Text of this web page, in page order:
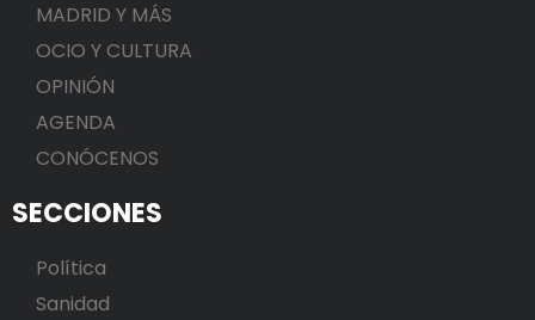
MADRID Y MÁS
OCIO Y CULTURA
OPINIÓN
AGENDA
CONÓCENOS
SECCIONES
Política
Sanidad